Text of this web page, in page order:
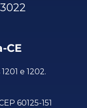
CE
e 1202.
60125-151